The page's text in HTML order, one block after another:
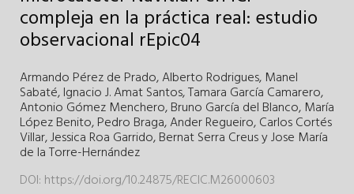
compleja en la práctica real: estudio
observacional rEpic04
Armando Pérez de Prado,Alberto Rodrigues, Manel
Sabaté,Ignacio J. Amat Santos,Tamara García Camarero,
Antonio Gómez Menchero,Bruno García del Blanco, María
López Benito,Pedro Braga,Ander Regueiro,Carlos Cortés
Villar,Jessica Roa Garrido,Bernat Serra CreusyJose María
de la Torre-Hernández
DOI: https://doi.org/10.24875/RECIC.M26000603